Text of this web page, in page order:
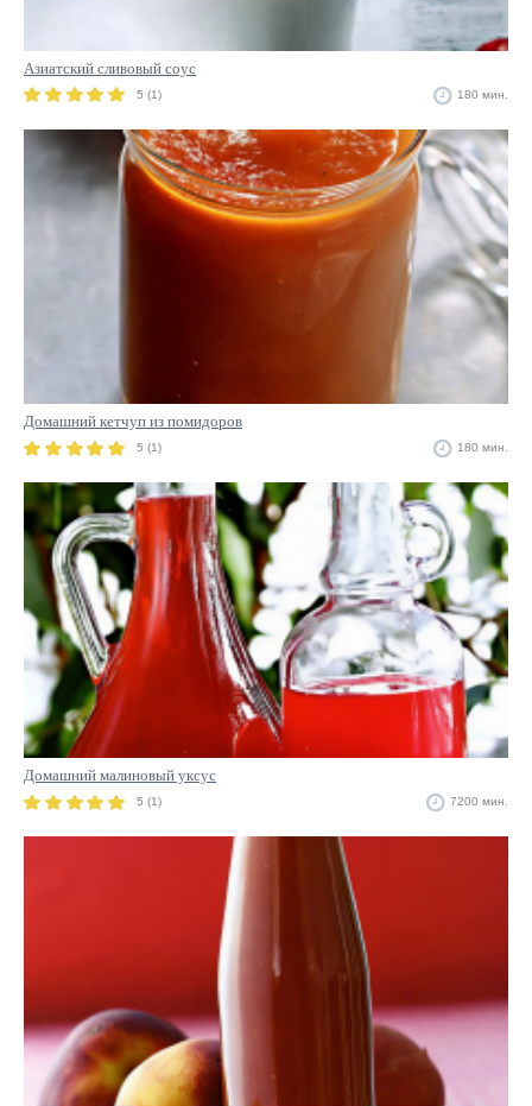
Азиатский сливовый соус
5 (1) 180 мин.
Домашний кетчуп из помидоров
5 (1) 180 мин.
Домашний малиновый уксус
5 (1) 7200 мин.